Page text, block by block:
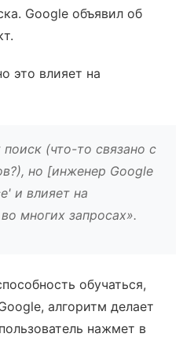
Google объявил об
это влияет на
(что-то связано с
но [инженер Google
и влияет на
многих запросах».
обучаться,
алгоритм делает
нажмет в